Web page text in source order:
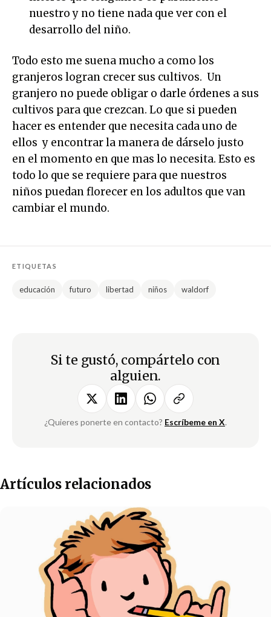
nuestro y no tiene nada que ver con el
desarrollo del niño.
Todo esto me suena mucho a como los
granjeros logran crecer sus cultivos. Un
granjero no puede obligar o darle órdenes a sus
cultivos para que crezcan. Lo que si pueden
hacer es entender que necesita cada uno de
ellos y encontrar la manera de dárselo justo
en el momento en que mas lo necesita. Esto es
todo lo que se requiere para que nuestros
niños puedan florecer en los adultos que van
cambiar el mundo.
ETIQUETAS
educación futuro libertad niños waldorf
Si te gustó, compártelo con
alguien.
¿Quieres ponerte en contacto? Escríbeme en X.
Artículos relacionados